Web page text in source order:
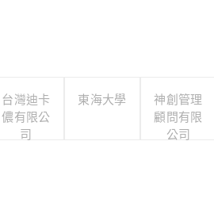
台灣迪卡
儂有限公
司
東海大學
神創管理
顧問有限
公司